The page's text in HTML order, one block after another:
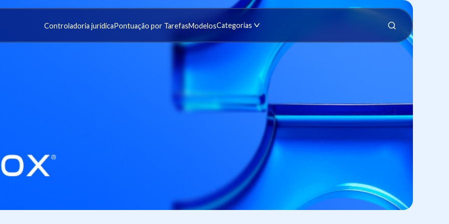
Controladoria jurídicaPontuação por TarefasModelosCategorias